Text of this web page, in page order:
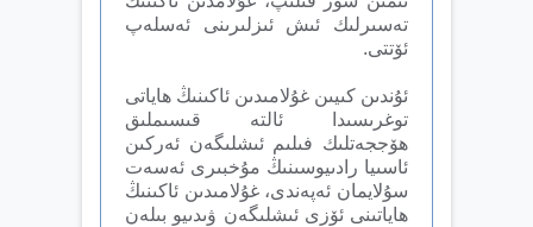
تەسىرلىك ئىش ئىزلىرىنى ئەسلەپ
ئۆتتى.
ئۇندىن كىيىن غۇلامىدىن ئاكىنىڭ ھاياتى
توغرىسىدا ئالتە قىسىملىق
ھۆججەتلىك فىلىم ئىشلىگەن ئەركىن
ئاسىيا رادىيوسىنىڭ مۇخبىرى ئەسەت
سۇلايمان ئەپەندى، غۇلامىدىن ئاكىنىڭ
ھاياتىنى ئۆزى ئىشلىگەن ۋىدىيو بىلەن